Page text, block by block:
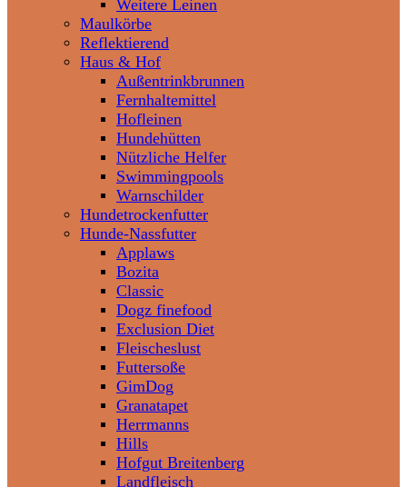
Weitere Leinen
Maulkörbe
Reflektierend
Haus & Hof
Außentrinkbrunnen
Fernhaltemittel
Hofleinen
Hundehütten
Nützliche Helfer
Swimmingpools
Warnschilder
Hundetrockenfutter
Hunde-Nassfutter
Applaws
Bozita
Classic
Dogz finefood
Exclusion Diet
Fleischeslust
Futtersoße
GimDog
Granatapet
Herrmanns
Hills
Hofgut Breitenberg
Landfleisch